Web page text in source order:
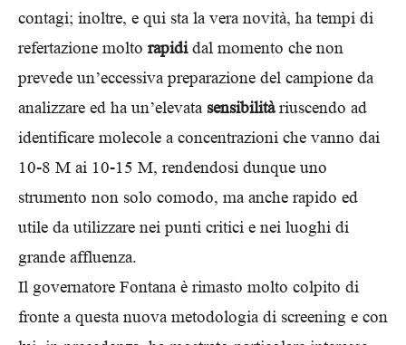
contagi; inoltre, e qui sta la vera novità, ha tempi di
refertazione molto rapididal momento che non
prevede un’eccessiva preparazione del campione da
analizzare ed ha un’elevata sensibilitàriuscendo ad
identificare molecole a concentrazioni che vanno dai
10-8 M ai 10-15 M, rendendosi dunque uno
strumento non solo comodo, ma anche rapido ed
utile da utilizzare nei punti critici e nei luoghi di
grande affluenza.
Il governatore Fontana è rimasto molto colpito di
fronte a questa nuova metodologia di screening e con